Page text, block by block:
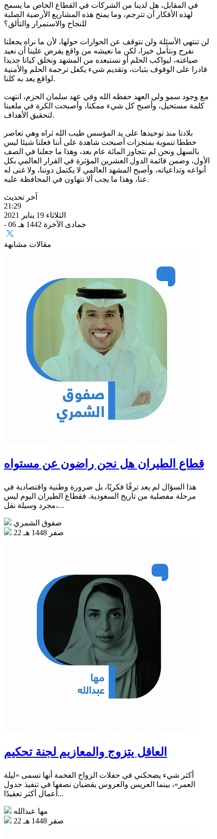
في المقابل، هل لدينا من الشركات في القطاع الخاص ما يسمح
لهذه الأفكار أن تترجم، وما يمنح هذه المشاريع الأرضية الصلبة
للنجاح والاستمرار والتألق؟
لن تنتهي الأسئلة ولن نتوقف عن الحوارات حولها، لأن ما نراه يجعلنا
نفرح ونتأمل خيرا، لكن ما نعيشه من واقع يفرض علينا أن نعيد
صياغته، ليواكب الحلم أو نستبعده من المشهد ونخلق كيانا جديدا
قادرا على الوقوف بثبات، وتقديم شيء يكفل ترجمة الحلم والأمنية
لواقع يعد به كلنا.
مع وجود سمو ولي العهد حفظه الله وفي عهد سلمان الحزم، انتهت
كلمة مستحيل، وأصبح كل شيء ممكنا، وأصبحت الكرة في ملعبنا
لتحقيق الأهداف.
بلادنا منذ توحيدها على يد المؤسس طيب الله ثراه وهي تعاصر
خططا تنموية بمنجزات أصبحت شاهدة على أننا فعلنا شيئا ليس
بالسهل ونحن لم نتجاوز المائة عام بعد، وهذا ما جعلنا في الصف
الأول، وضمن قائمة الدول العشرين المؤثرة في القرار العالمي بكل
أنواعه وتداعياته، وأصبح المشهد العالمي لا يكتمل دوننا، ولا غنى له
عنا، وهذا ما يجب ألا نتهاون في المحافظة عليه.
آخر تحديث
21:29
الثلاثاء 19 يناير 2021
- 06 جمادى الآخرة 1442 هـ
مقالات مشابهة
قطاع الطيران هل نحن راضون عن مستواه
هذا السؤال لم يعد ترفًا فكريًا، بل ضرورة وطنية واقتصادية في
مرحلة مفصلية من تاريخ السعودية. فقطاع الطيران اليوم ليس
مجرد وسيلة نقل،...
صفوق الشمري
22 صفر 1448 هـ
العاقل يتزوج والمعازيم لجنة تحكيم
أكثر شيء يضحكني في حفلات الزواج الفخمة أنها تسمى «ليلة
العمر»، بينما العريس والعروس يقضيان نصفها في تنفيذ جدول
أعمال أكثر تعقيدًا...
مها عبدالله
22 صفر 1448 هـ